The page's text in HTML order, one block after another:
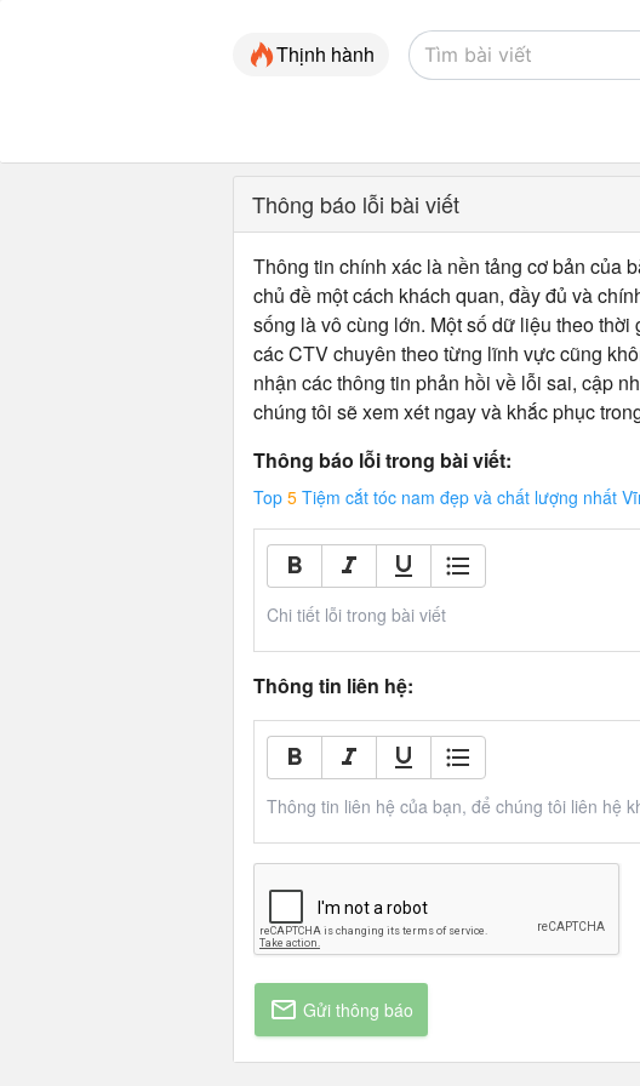
Thịnh hành
Thông báo lỗi bài viết
Thông tin chính xác là nền tảng cơ bản của
chủ đề một cách khách quan, đầy đủ và
sống là vô cùng lớn. Một số dữ liệu theo
các CTV chuyên theo từng lĩnh vực cũng
nhận các thông tin phản hồi về lỗi sai, cập
chúng tôi sẽ xem xét ngay và khắc phục
Thông báo lỗi trong bài viết:
Top 5 Tiệm cắt tóc nam đẹp và chất lượng nhất
Chi tiết lỗi trong bài viết
Thông tin liên hệ:
Thông tin liên hệ của bạn, để chúng tôi liên hệ
Gửi thông báo